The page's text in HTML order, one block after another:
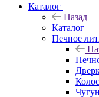
Каталог
Назад
Каталог
Печное